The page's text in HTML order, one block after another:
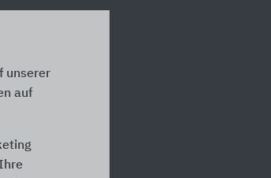
unserer
auf